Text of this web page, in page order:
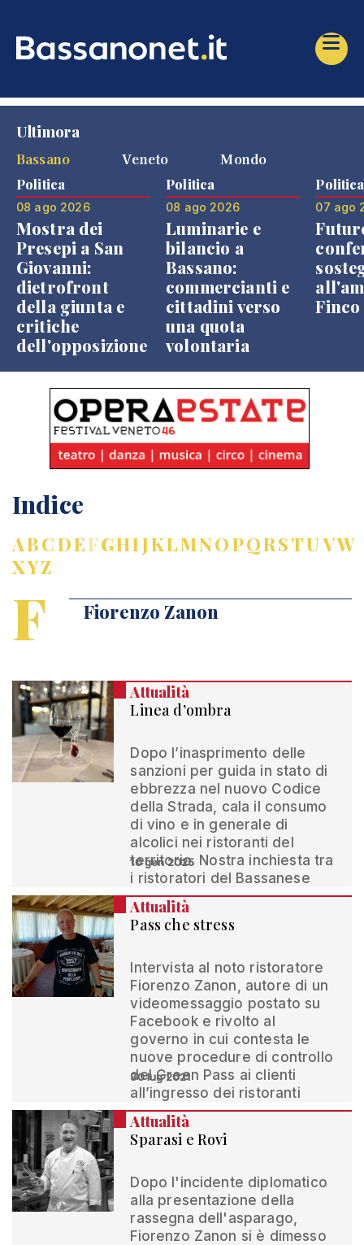
Ultimora
Bassano
Veneto Mondo
Politica
08 ago 2026
Mostra dei
Presepi a San
Giovanni:
dietrofront
della giunta e
critiche
dell'opposizione
Politica
08 ago 2026
Luminarie e
bilancio a
Bassano:
commercianti e
cittadini verso
una quota
volontaria
Politica
07 ago
Finco
Indice
ABCDEFGHIJKLMNOPQRSTUVW
XYZ
F Fiorenzo Zanon
Attualità
Linea d’ombra
Dopo l’inasprimento delle
sanzioni per guida in stato di
ebbrezza nel nuovo Codice
della Strada, cala il consumo
di vino e in generale di
alcolici nei ristoranti del
territorio. Nostra inchiesta tra
i ristoratori del Bassanese
10 gen 2025
Attualità
Pass che stress
Intervista al noto ristoratore
Fiorenzo Zanon, autore di un
videomessaggio postato su
Facebook e rivolto al
governo in cui contesta le
nuove procedure di controllo
del Green Pass ai clienti
all’ingresso dei ristoranti
30 lug 2021
Attualità
Sparasi e Rovi
Dopo l'incidente diplomatico
alla presentazione della
rassegna dell'asparago,
Fiorenzo Zanon si è dimesso